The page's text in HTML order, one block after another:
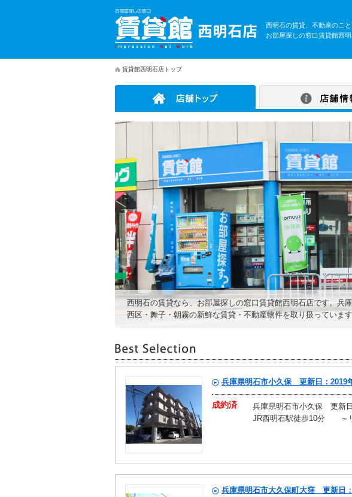
西明石の賃貸、不動産のこと
お部屋探しの窓口賃貸館西
賃貸館西明石店トップ
西明石の賃貸なら、お部屋探しの窓口賃貸館西明石店です。兵
西区・舞子・朝霧の新鮮な賃貸・不動産物件を取り扱っています
兵庫県明石市小久保 更新日：2019
成約済
兵庫県明石市小久保 更新
JR西明石駅徒歩10分 ～
兵庫県明石市大久保町大窪 更新日